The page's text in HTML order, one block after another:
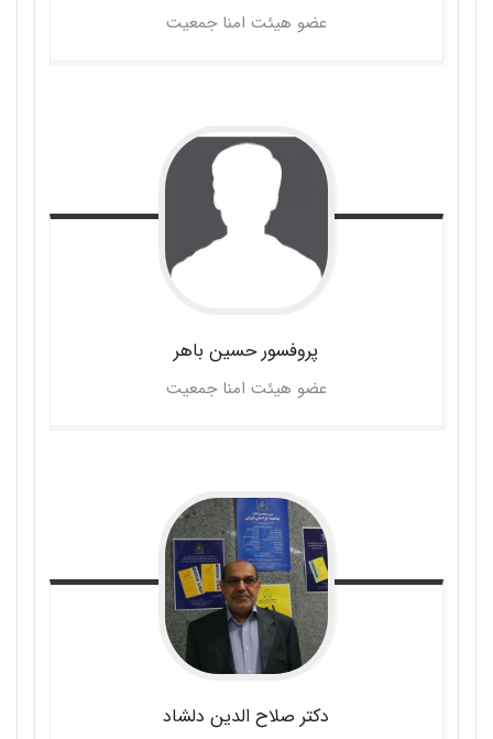
عضو هیئت امنا جمعیت
پروفسور حسین باهر
عضو هیئت امنا جمعیت
دکتر صلاح الدین دلشاد